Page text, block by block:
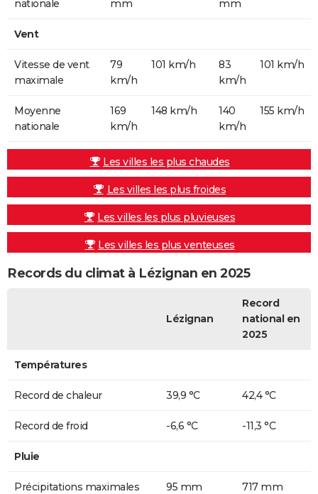
nationale
mm
mm
Vent
Vitesse de vent
maximale
79
km/h
101 km/h
83
km/h
101 km/h
Moyenne
nationale
169
km/h
148 km/h
140
km/h
155 km/h
Les villes les plus chaudes
Les villes les plus froides
Les villes les plus pluvieuses
Les villes les plus venteuses
Records du climat à Lézignan en 2025
Lézignan
Record
national en
2025
Températures
Record de chaleur 39,9 °C 42,4 °C
Record de froid -6,6 °C -11,3 °C
Pluie
Précipitations maximales 95 mm 717 mm